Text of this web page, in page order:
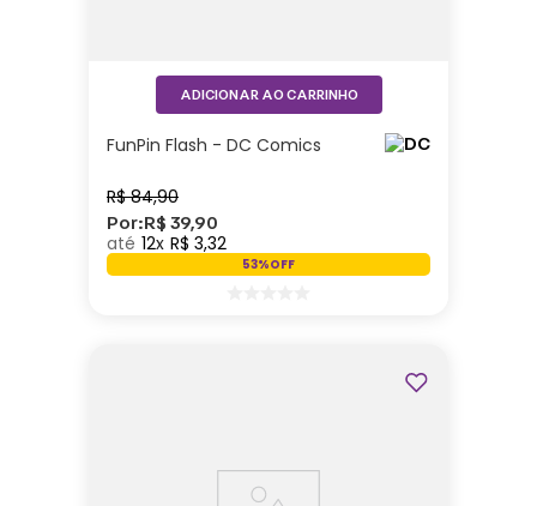
FunPin Flash - DC Comics
R$ 84,90
Por:R$ 39,90
12 R$ 3,32
53%OFF
ADICIONAR AO CARRINHO